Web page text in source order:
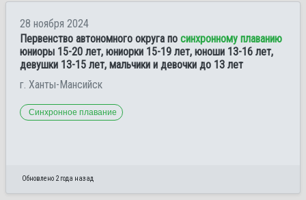
28 ноября 2024
Первенство автономного округа по синхронному плаванию
юниоры 15-20 лет, юниорки 15-19 лет, юноши 13-16 лет,
девушки 13-15 лет, мальчики и девочки до 13 лет
г. Ханты-Мансийск
Синхронное плавание
Обновлено 2 года назад